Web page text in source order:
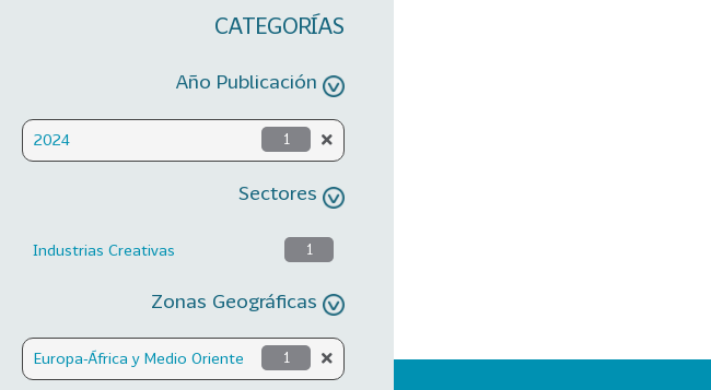
CATEGORÍAS
Año Publicación
2024 1
Sectores
Industrias Creativas 1
Zonas Geográficas
Europa-África y Medio Oriente 1